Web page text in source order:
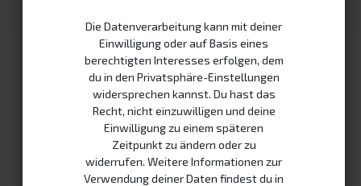
Nachhaltigkeit
Unternehmen Rechtliches
Impressum
Datenschutzerklärung
AGBs
Widerrufsbelehrung
Die Datenverarbeitung kann mit deiner
Einwilligung oder auf Basis eines
berechtigten Interesses erfolgen, dem
du in den Privatsphäre-Einstellungen
widersprechen kannst. Du hast das
Recht, nicht einzuwilligen und deine
Einwilligung zu einem späteren
Zeitpunkt zu ändern oder zu
widerrufen. Weitere Informationen zur
Verwendung deiner Daten findest du in